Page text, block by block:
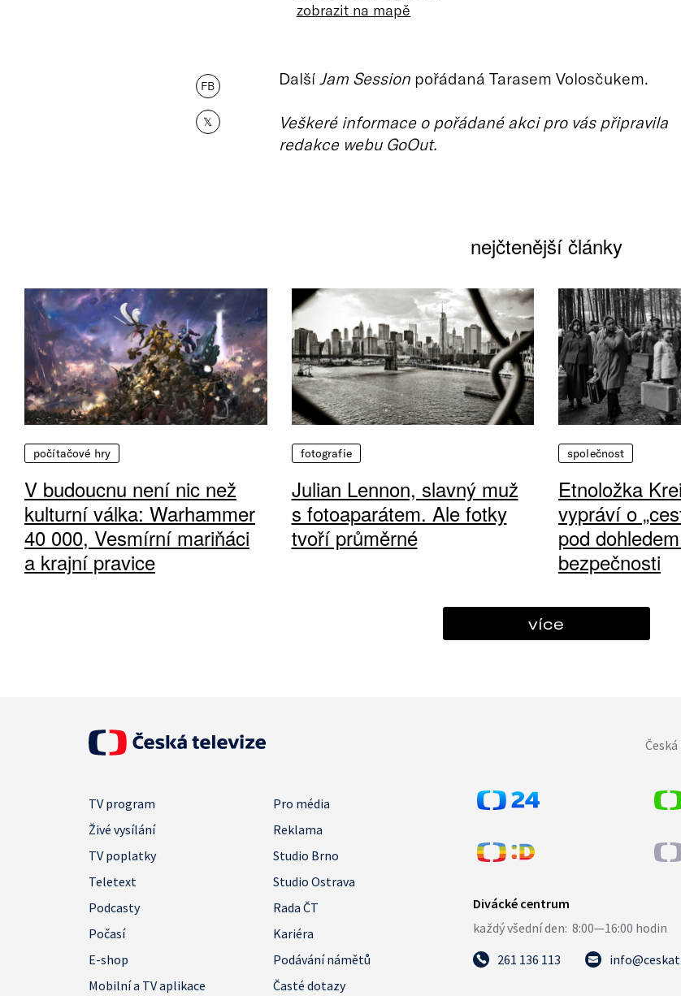
zobrazit na mapě
FB
𝕏
Další Jam Sessionpořádaná Tarasem Volosčukem.
Veškeré informace o pořádané akci pro vás připravila
redakce webu GoOut.
nejčtenější články
počítačové hry
V budoucnu není nic než
kulturní válka: Warhammer
40 000, Vesmírní mariňáci
a krajní pravice
fotografie
Julian Lennon, slavný muž
s fotoaparátem. Ale fotky
tvoří průměrné
společnost
Etnoložka
vypráví o
pod
bezpečnosti
více
TV program
Pro média
Živé vysílání
Reklama
TV poplatky
Studio Brno
Teletext
Studio Ostrava
Podcasty
Rada ČT
Počasí
Kariéra
E-shop
Podávání námětů
Mobilní a TV aplikace
Časté dotazy
261 136 113